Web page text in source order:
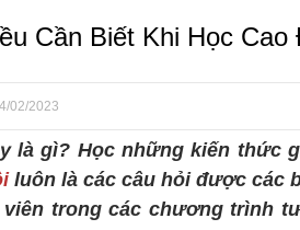
Cần Biết Khi Học Cao
02/2023
là gì? Học những kiến thức
luôn là các câu hỏi được các
viên trong các chương trình